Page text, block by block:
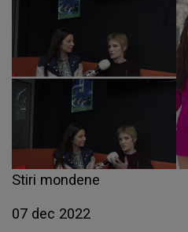
Stiri mondene
07 dec 2022